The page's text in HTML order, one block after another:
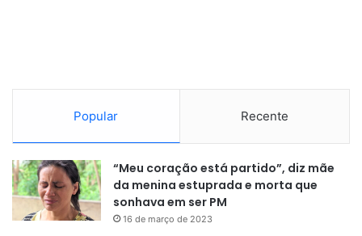
Popular Recente
“Meu coração está partido”, diz mãe
da menina estuprada e morta que
sonhava em ser PM
16 de março de 2023